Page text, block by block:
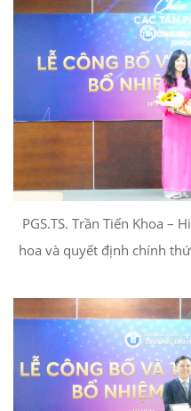
PGS.TS. Trần Tiến Khoa –
hoa và quyết định chính